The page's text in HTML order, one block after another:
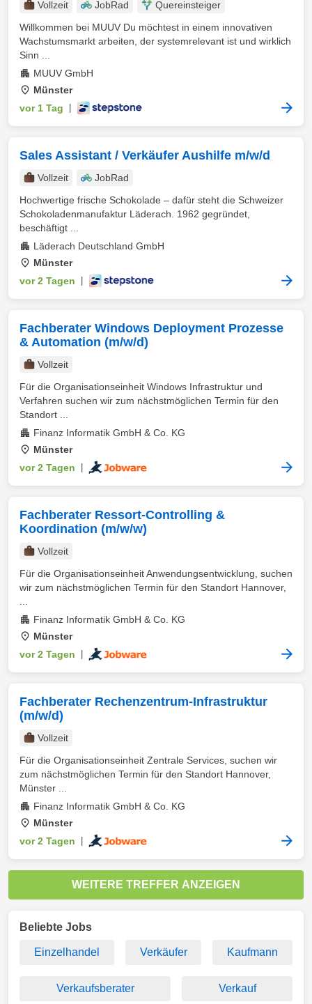
Vollzeit JobRad
Quereinsteiger
Willkommen bei MUUV Du möchtest in einem innovativen
Wachstumsmarkt arbeiten, der systemrelevant ist und wirklich
Sinn ...
MUUV GmbH
Münster
vor 1 Tag
Sales Assistant / Verkäufer Aushilfe m/w/d
Vollzeit
JobRad
Hochwertige frische Schokolade – dafür steht die Schweizer
Schokoladenmanufaktur Läderach. 1962 gegründet,
beschäftigt ...
Läderach Deutschland GmbH
Münster
vor 2 Tagen
Fachberater Windows Deployment Prozesse
& Automation (m/w/d)
Vollzeit
Für die Organisationseinheit Windows Infrastruktur und
Verfahren suchen wir zum nächstmöglichen Termin für den
Standort ...
Finanz Informatik GmbH & Co. KG
Münster
vor 2 Tagen
Fachberater Ressort-Controlling &
Koordination (m/w/w)
Vollzeit
Für die Organisationseinheit Anwendungsentwicklung, suchen
wir zum nächstmöglichen Termin für den Standort Hannover,
Finanz Informatik GmbH & Co. KG
Münster
vor 2 Tagen
Fachberater Rechenzentrum-Infrastruktur
(m/w/d)
Vollzeit
Für die Organisationseinheit Zentrale Services, suchen wir
zum nächstmöglichen Termin für den Standort Hannover,
Münster ...
Finanz Informatik GmbH & Co. KG
Münster
vor 2 Tagen
WEITERE TREFFER ANZEIGEN
Beliebte Jobs
Einzelhandel Verkäufer Kaufmann
Verkaufsberater Verkauf